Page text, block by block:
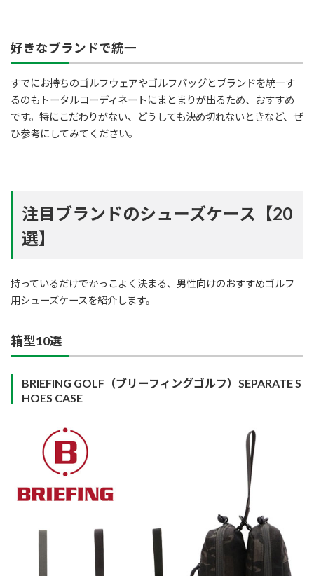
好きなブランドで統一
すでにお持ちのゴルフウェアやゴルフバッグとブランドを統一す
るのもトータルコーディネートにまとまりが出るため、おすすめ
です。特にこだわりがない、どうしても決め切れないときなど、ぜ
ひ参考にしてみてください。
注目ブランドのシューズケース【20
選】
持っているだけでかっこよく決まる、男性向けのおすすめゴルフ
用シューズケースを紹介します。
箱型10選
BRIEFING GOLF（ブリーフィングゴルフ）SEPARATE S
HOES CASE